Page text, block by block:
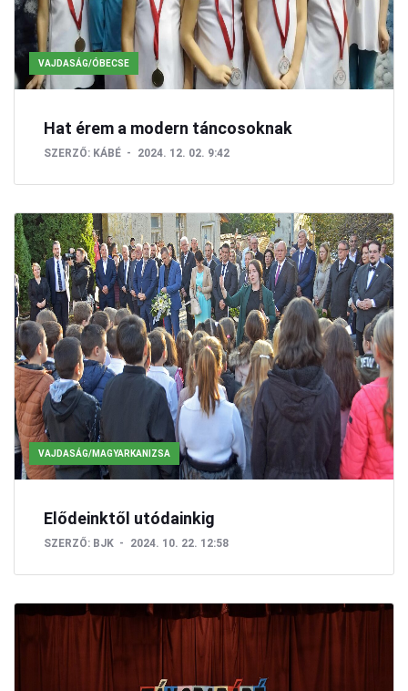
VAJDASÁG/ÓBECSE
Hat érem a modern táncosoknak
SZERZŐ: KÁBÉ 2024. 12. 02. 9:42
VAJDASÁG/MAGYARKANIZSA
Elődeinktől utódainkig
SZERZŐ: BJK 2024. 10. 22. 12:58